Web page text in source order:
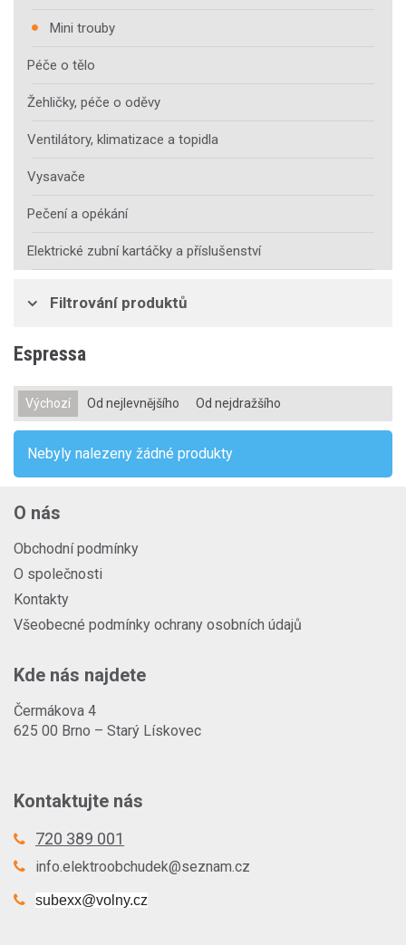
Mini trouby
Péče o tělo
Žehličky, péče o oděvy
Ventilátory, klimatizace a topidla
Vysavače
Pečení a opékání
Elektrické zubní kartáčky a příslušenství
Filtrování produktů
Espressa
Výchozí Od nejlevnějšího Od nejdražšího
Nebyly nalezeny žádné produkty
O nás
Obchodní podmínky
O společnosti
Kontakty
Všeobecné podmínky ochrany osobních údajů
Kde nás najdete
Čermákova 4
625 00 Brno – Starý Lískovec
Kontaktujte nás
720 389 001
info.elektroobchudek@seznam.cz
subexx@volny.cz